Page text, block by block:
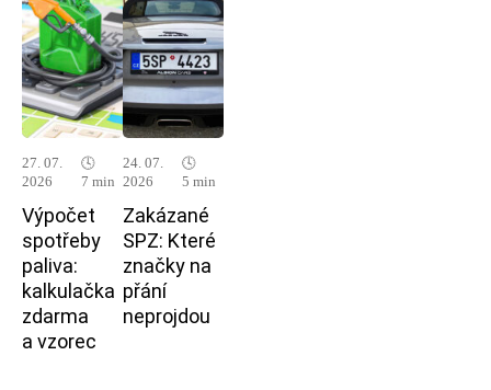
27. 07.
2026
🕓
7 min
Výpočet
spotřeby
paliva:
kalkulačka
zdarma
a vzorec
24. 07.
2026
🕓
5 min
Zakázané
SPZ: Které
značky na
přání
neprojdou